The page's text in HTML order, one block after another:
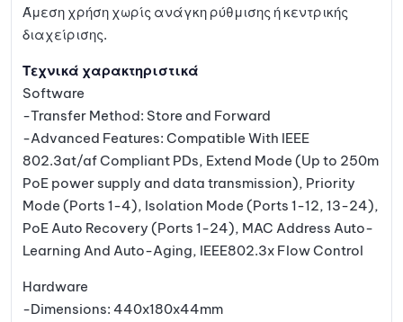
Άμεση χρήση χωρίς ανάγκη ρύθμισης ή κεντρικής
διαχείρισης.
Τεχνικά χαρακτηριστικά
Software
-Transfer Method: Store and Forward
-Advanced Features: Compatible With IEEE
802.3at/af Compliant PDs, Extend Mode (Up to 250m
PoE power supply and data transmission), Priority
Mode (Ports 1-4), Isolation Mode (Ports 1-12, 13-24),
PoE Auto Recovery (Ports 1-24), MAC Address Auto-
Learning And Auto-Aging, IEEE802.3x Flow Control
Hardware
-Dimensions: 440x180x44mm